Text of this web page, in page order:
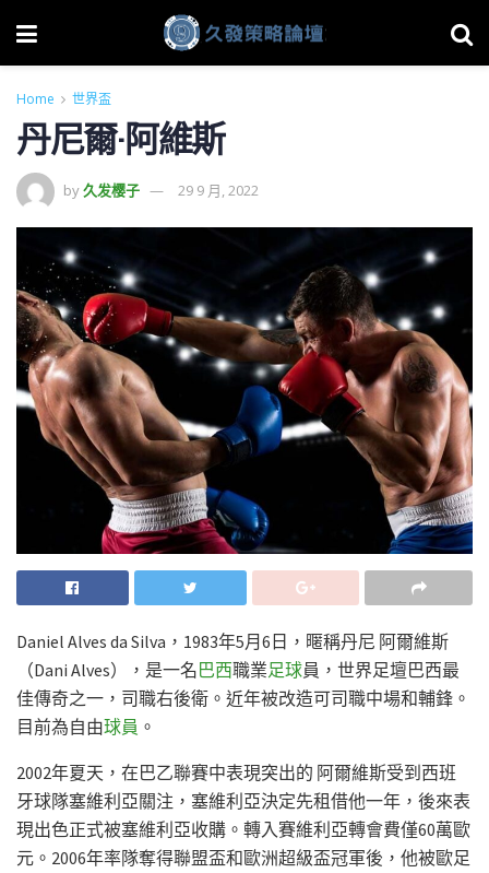
Home 世界盃
丹尼爾·阿維斯
by久发樱子 29 9 月, 2022
Daniel Alves da Silva，1983年5月6日，暱稱丹尼 阿爾維斯
（Dani Alves），是一名巴西職業足球員，世界足壇巴西最
佳傳奇之一，司職右後衛。近年被改造可司職中場和輔鋒。
目前為自由球員 。
2002年夏天，在巴乙聯賽中表現突出的 阿爾維斯受到西班
牙球隊塞維利亞關注，塞維利亞決定先租借他一年，後來表
現出色正式被塞維利亞收購。轉入賽維利亞轉會費僅60萬歐
元。2006年率隊奪得聯盟盃和歐洲超級盃冠軍後，他被歐足